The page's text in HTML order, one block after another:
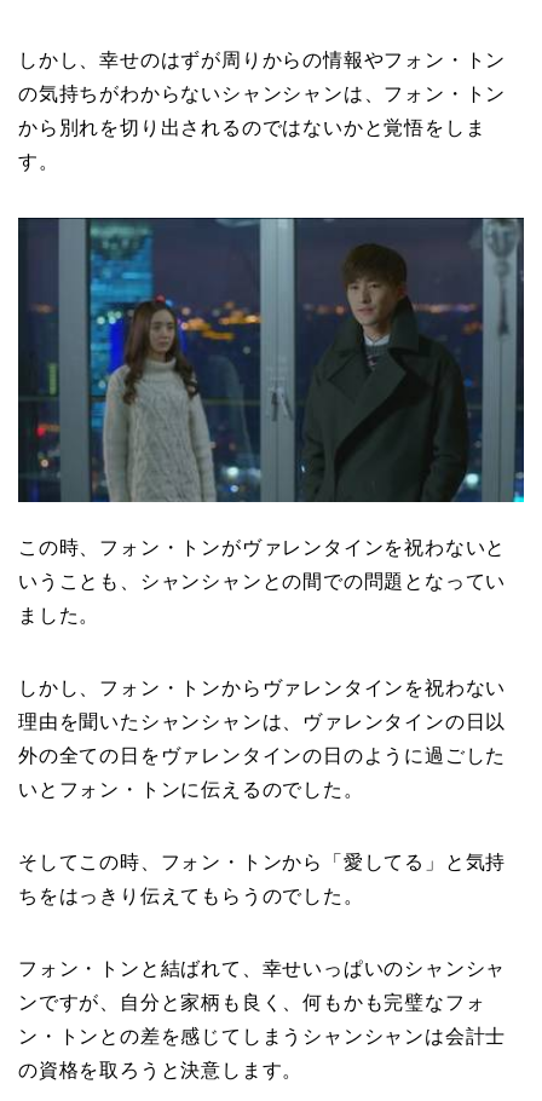
しかし、幸せのはずが周りからの情報やフォン・トン
の気持ちがわからないシャンシャンは、フォン・トン
から別れを切り出されるのではないかと覚悟をしま
す。
この時、フォン・トンがヴァレンタインを祝わないと
いうことも、シャンシャンとの間での問題となってい
ました。
しかし、フォン・トンからヴァレンタインを祝わない
理由を聞いたシャンシャンは、ヴァレンタインの日以
外の全ての日をヴァレンタインの日のように過ごした
いとフォン・トンに伝えるのでした。
そしてこの時、フォン・トンから「愛してる」と気持
ちをはっきり伝えてもらうのでした。
フォン・トンと結ばれて、幸せいっぱいのシャンシャ
ンですが、自分と家柄も良く、何もかも完璧なフォ
ン・トンとの差を感じてしまうシャンシャンは会計士
の資格を取ろうと決意します。